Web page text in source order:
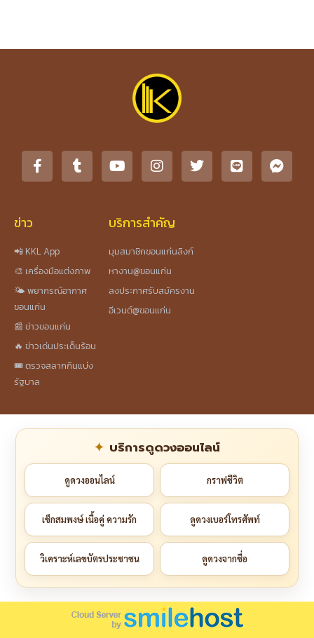
ข่าว
📲 KKL App
🎨 เครื่องมือแต่งภาพ
🌤️ พยากรณ์อากาศ
ขอนแก่น
📰 ข่าวขอนแก่น
🔥 ข่าวเด่นประเด็นร้อน
🎟️ ตรวจสลากกินแบ่ง
รัฐบาล
บริการสำคัญ
มุมสมาชิกขอนแก่นลิงก์
หางาน@ขอนแก่น
ลงประกาศรับสมัครงาน
อีเวนต์@ขอนแก่น
บริการดูดวงออนไลน์
ดูดวงออนไลน์ กราฟชีวิต
เช็กสมพงษ์ เนื้อคู่ ความรัก ดูดวงเบอร์โทรศัพท์
วิเคราะห์เลขบัตรประชาชน ดูดวงจากชื่อ